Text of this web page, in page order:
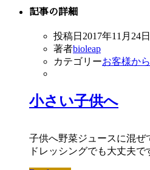
記事の詳細
投稿日 2017年11月24日
著者bioleap
カテゴリーお客様か
小さい子供へ
子供へ野菜ジュースに混
ドレッシングでも大丈夫